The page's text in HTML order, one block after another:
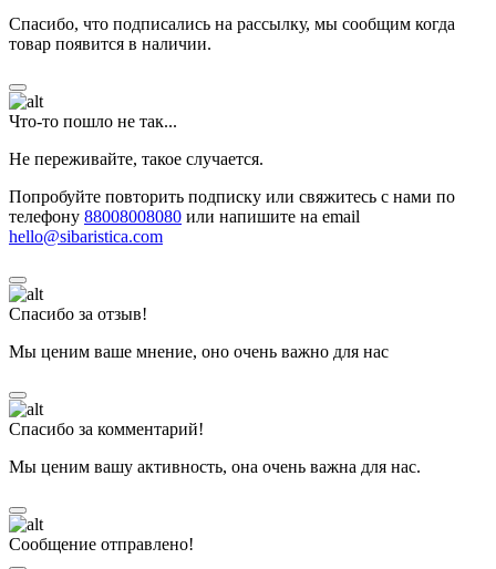
Спасибо, что подписались на рассылку, мы сообщим когда
товар появится в наличии.
Что-то пошло не так...
Не переживайте, такое случается.
Попробуйте повторить подписку или свяжитесь с нами по
телефону 88008008080 или напишите на email
hello@sibaristica.com
Спасибо за отзыв!
Мы ценим ваше мнение, оно очень важно для нас
Спасибо за комментарий!
Мы ценим вашу активность, она очень важна для нас.
Сообщение отправлено!